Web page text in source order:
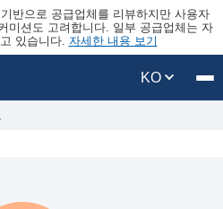
반으로 공급업체를 리뷰하지만 사용자
미션도 고려합니다. 일부 공급업체는 자
있습니다. 자세한 내용 보기
KO